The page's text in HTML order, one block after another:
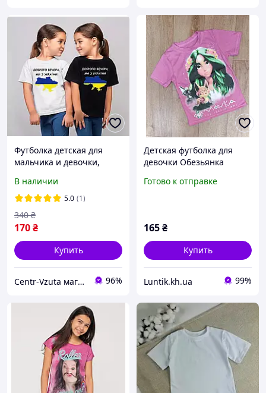
Футболка детская для
мальчика и девочки,
вечер, мы из Украины!"
В наличии
5.0 (1)
170₴
340 ₴
Купить
Centr-Vzuta магазин обуви, одежды и товаров для дома 96%
Детская футболка для
девочки Обезьянка
размеры 104-110 (рост
Готово к отправке
165₴
Купить
Luntik.kh.ua 99%